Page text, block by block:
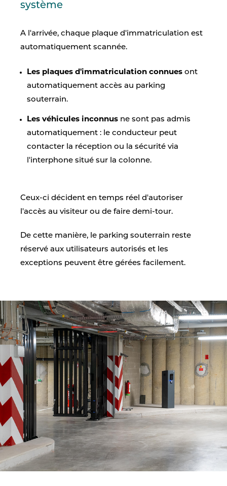
système
A l'arrivée, chaque plaque d'immatriculation est
automatiquement scannée.
Les plaques d'immatriculation connues ont
automatiquement accès au parking
souterrain.
Les véhicules inconnus ne sont pas admis
automatiquement : le conducteur peut
contacter la réception ou la sécurité via
l'interphone situé sur la colonne.
Ceux-ci décident en temps réel d'autoriser
l'accès au visiteur ou de faire demi-tour.
De cette manière, le parking souterrain reste
réservé aux utilisateurs autorisés et les
exceptions peuvent être gérées facilement.